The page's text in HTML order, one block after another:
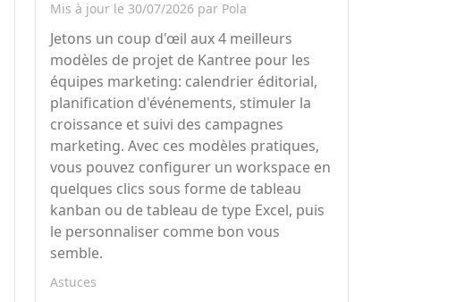
Mis à jour le 30/07/2026 par Pola
Jetons un coup d'œil aux 4 meilleurs
modèles de projet de Kantree pour les
équipes marketing: calendrier éditorial,
planification d'événements, stimuler la
croissance et suivi des campagnes
marketing. Avec ces modèles pratiques,
vous pouvez configurer un workspace en
quelques clics sous forme de tableau
kanban ou de tableau de type Excel, puis
le personnaliser comme bon vous
semble.
Astuces